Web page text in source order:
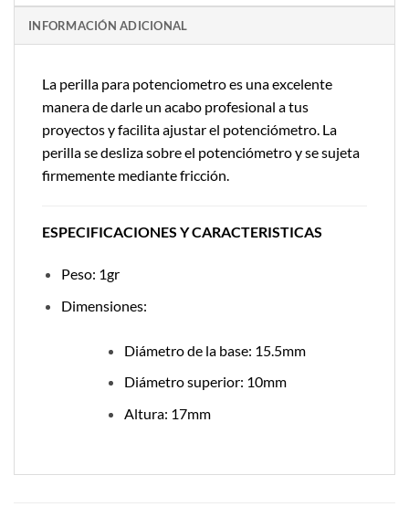
INFORMACIÓN ADICIONAL
La perilla para potenciometro es una excelente
manera de darle un acabo profesional a tus
proyectos y facilita ajustar el potenciómetro. La
perilla se desliza sobre el potenciómetro y se sujeta
firmemente mediante fricción.
ESPECIFICACIONES Y CARACTERISTICAS
Peso: 1gr
Dimensiones:
Diámetro de la base: 15.5mm
Diámetro superior: 10mm
Altura: 17mm